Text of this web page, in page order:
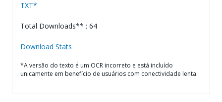
TXT*
Total Downloads** : 64
Download Stats
*A versão do texto é um OCR incorreto e está incluído
unicamente em benefício de usuários com conectividade lenta.